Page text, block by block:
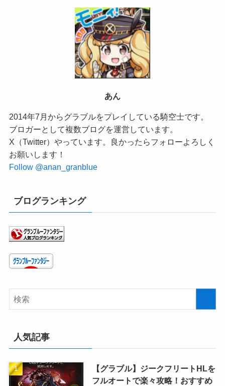
あん
2014年7月からグラブルをプレイしている騎空士です。
ブロガーとして複数ブログを運営しています。
X（Twitter）やっています。良かったらフォローよろしく
お願いします！
Follow @anan_granblue
ブログランキング
人気記事
【グラブル】ジークフリートHLを
フルオートで楽々攻略！おすすめ